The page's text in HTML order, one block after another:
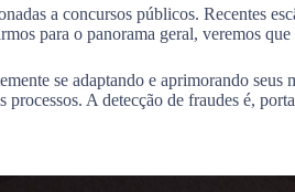
a concursos públicos. Recentes
para o panorama geral, veremos
se adaptando e aprimorando
processos. A detecção de fraudes é,